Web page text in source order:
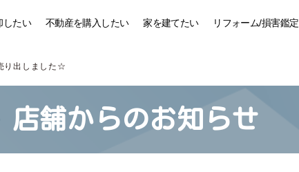
したい 不動産を購入したい 家を建てたい リフォーム/損害鑑定
り出しました☆
店舗からのお知らせ